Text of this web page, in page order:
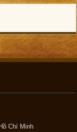
Chí Minh